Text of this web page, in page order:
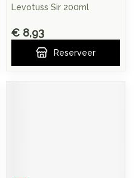
Levotuss Sir 200ml
€ 8,93
Reserveer